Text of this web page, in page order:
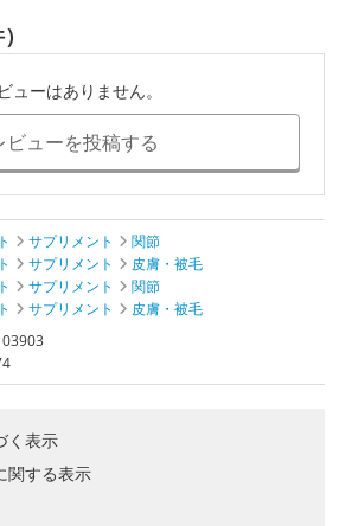
ューはありません。
ビューを投稿する
サプリメント
関節
サプリメント
皮膚・被毛
サプリメント
関節
サプリメント
皮膚・被毛
く表示
関する表示